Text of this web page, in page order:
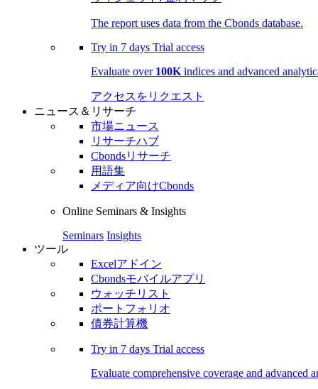
The report uses data from the Cbonds database.
Try in 7 days Trial access
Evaluate over 100K indices and advanced
アクセスをリクエスト
ニュース＆リサーチ
市場ニュース
リサーチハブ
Cbondsリサーチ
用語集
メディア向けCbonds
Online Seminars & Insights
Seminars Insights
ツール
Excelアドイン
Cbondsモバイルアプリ
ウォッチリスト
ポートフォリオ
債券計算機
Try in 7 days Trial access
Evaluate comprehensive coverage and advanced